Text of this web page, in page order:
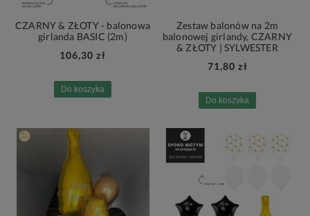
CZARNY & ZŁOTY - balonowa
girlanda BASIC (2m)
106,30 zł
Do koszyka
Zestaw balonów na 2m
balonowej girlandy, CZARNY
& ZŁOTY | SYLWESTER
71,80 zł
Do koszyka